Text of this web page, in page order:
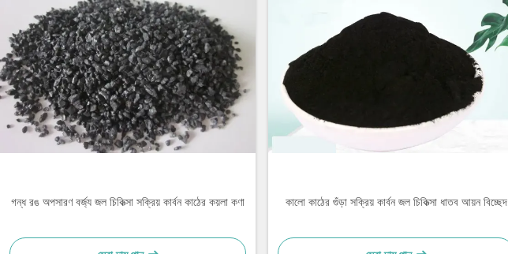
গন্ধ রঙ অপসারণ বর্জ্য জল চিকিত্সা সক্রিয় কার্বন কাঠের কয়লা কণা কালো কাঠের গুঁড়া সক্রিয় কার্বন জল চিকিত্সা ধাতব আয়ন বিচ্ছেদ